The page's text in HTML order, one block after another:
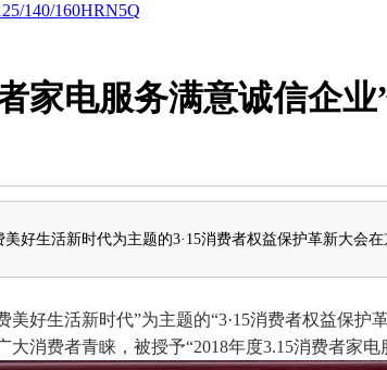
140/160HRN5Q
家电服务满意诚信企
好生活新时代为主题的3·15消费者权益保护革新大会
好生活新时代”为主题的“3·15消费者权益保
消费者青睐，被授予“2018年度3.15消费者家